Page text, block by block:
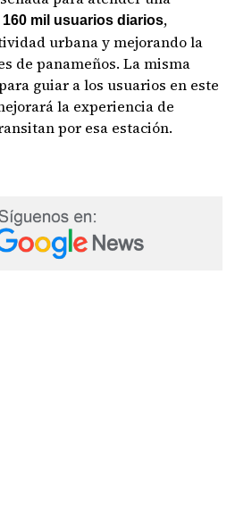
160 mil usuarios diarios,
urbana y mejorando la
de panameños. La misma
guiar a los usuarios en este
la experiencia de
por esa estación.